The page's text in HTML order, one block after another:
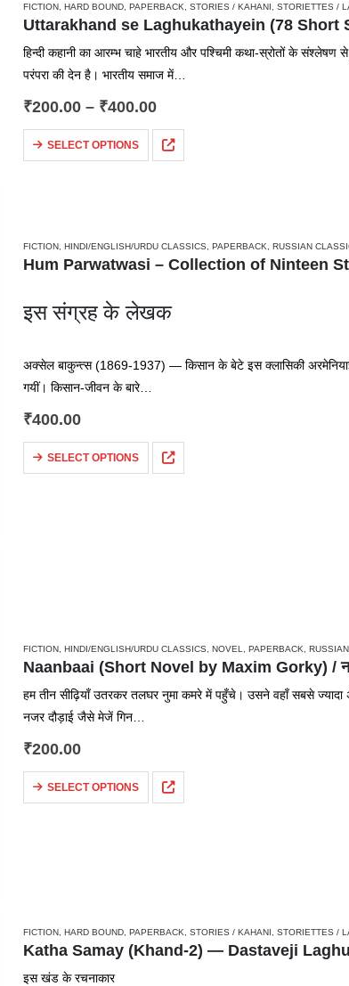
FICTION HARD BOUND PAPERBACK STORIES / KAHANI STORIETTES /
हिन्दी कहानी का आरम्भ चाहे भारतीय और पश्चिमी कथा-स्रोतों के संश्लेषण
परंपरा की देन है। भारतीय समाज में…
₹200.00 – ₹400.00
SELECT OPTIONS
FICTION, HINDI/ENGLISH/URDU CLASSICS, PAPERBACK, RUSSIAN
इस संग्रह के लेखक
अक्सेल बाकुन्त्स (1869-1937) — किसान के बेटे इस क्लासिकी
गयीं। किसान-जीवन के बारे…
₹400.00
SELECT OPTIONS
FICTION HINDI/ENGLISH/URDU CLASSICS NOVEL PAPERBACK
Naanbaai (Short Novel by Maxim Gorky) /
हम तीन सीढ़ियाँ उतरकर तलघर नुमा कमरे में पहुँचे। उसने वहाँ सबसे
नजर दौड़ाई जैसे मेजें गिन…
₹200.00
SELECT OPTIONS
FICTION HARD BOUND PAPERBACK STORIES / KAHANI STORIETTES /
इस खंड के रचनाकार